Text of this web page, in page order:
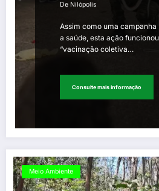
De Nilópolis
Assim como uma
a saúde, esta ação
“vacinação coletiva…
Consulte mais informação
Meio Ambiente